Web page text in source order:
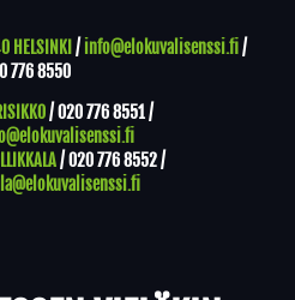
HELSINKI / info@elokuvalisenssi.fi/
776 8550
/020 776 8551/
/020 776 8552/